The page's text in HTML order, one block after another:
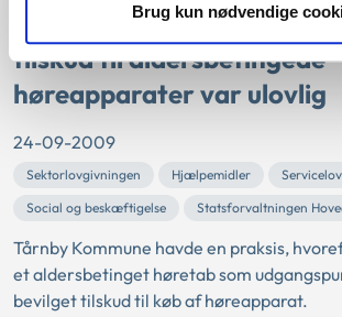
Brug kun nødvendige
Kommunens praksis om
tilskud til aldersbetingede
høreapparater var ulovlig
24-09-2009
Sektorlovgivningen Hjælpemidler
Social og beskæftigelse
Statsforvaltningen
Tårnby Kommune havde en praksis,
et aldersbetinget høretab som
bevilget tilskud til køb af høreapparat.